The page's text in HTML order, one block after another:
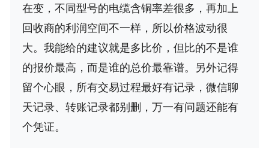
在变，不同型号的电缆含铜率差很多，再加上
回收商的利润空间不一样，所以价格波动很
大。我能给的建议就是多比价，但比的不是谁
的报价最高，而是谁的总价最靠谱。另外记得
留个心眼，所有交易过程最好有记录，微信聊
天记录、转账记录都别删，万一有问题还能有
个凭证。